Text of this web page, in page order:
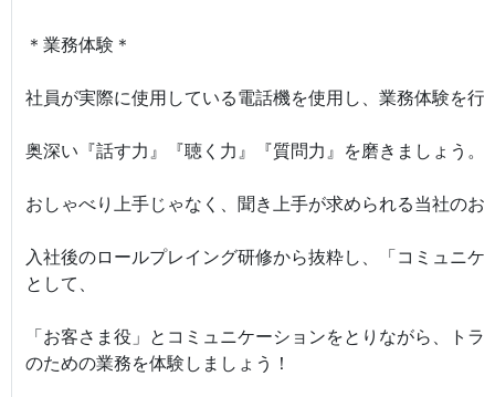
＊業務体験＊
社員が実際に使用している電話機を使用し、業務体験を行
奥深い『話す力』『聴く力』『質問力』を磨きましょう。
おしゃべり上手じゃなく、聞き上手が求められる当社のお
入社後のロールプレイング研修から抜粋し、「コミュニケ
として、
「お客さま役」とコミュニケーションをとりながら、トラ
のための業務を体験しましょう！